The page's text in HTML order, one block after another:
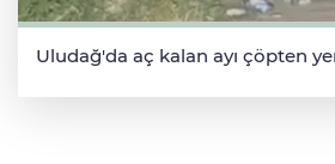
Uludağ'da aç kalan ayı çöpten